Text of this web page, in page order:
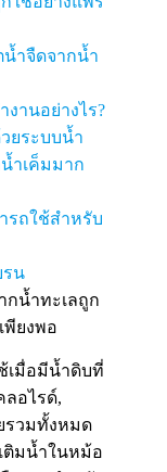
น้ำจืดจากน้ำ
งานอย่างไร?
ยระบบน้ำ
ำเค็มมาก
รถใช้สำหรับ
รน
กน้ำทะเลถูก
ยงพอ
เมื่อมีน้ำดิบที่
อไรด์,
รวมทั้งหมด
ติมน้ำในหม้อ